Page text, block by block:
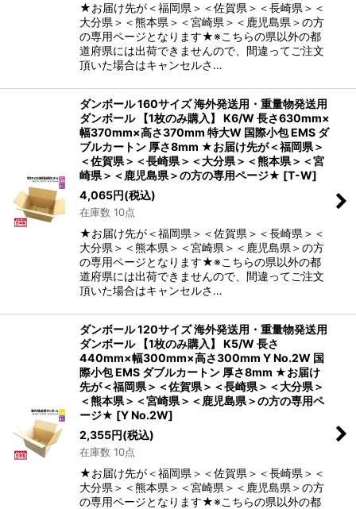
★お届け先が＜福岡県＞＜佐賀県＞＜長崎県＞＜
大分県＞＜熊本県＞＜宮崎県＞＜鹿児島県＞の方
の専用ページとなります★※こちらの県以外の都
道府県には出荷できませんので、間違ってご注文
頂いた場合はキャンセルさ…
ダンボール 160サイズ 海外発送用・重量物発送用
ダンボール 【1枚のみ購入】 K6/W 長さ630mm×
幅370mm×高さ370mm 特大W 国際小包 EMS ダ
ブルカートン 厚さ8mm ★お届け先が＜福岡県＞
＜佐賀県＞＜長崎県＞＜大分県＞＜熊本県＞＜宮
崎県＞＜鹿児島県＞の方の専用ページ★ [T-W]
4,065円(税込)
在庫数 10点
★お届け先が＜福岡県＞＜佐賀県＞＜長崎県＞＜
大分県＞＜熊本県＞＜宮崎県＞＜鹿児島県＞の方
の専用ページとなります★※こちらの県以外の都
道府県には出荷できませんので、間違ってご注文
頂いた場合はキャンセルさ…
ダンボール 120サイズ 海外発送用・重量物発送用
ダンボール 【1枚のみ購入】 K5/W 長さ
440mm×幅300mm×高さ300mm Y No.2W 国
際小包 EMS ダブルカートン 厚さ8mm ★お届け
先が＜福岡県＞＜佐賀県＞＜長崎県＞＜大分県＞
＜熊本県＞＜宮崎県＞＜鹿児島県＞の方の専用ペ
ージ★ [Y No.2W]
2,355円(税込)
在庫数 10点
★お届け先が＜福岡県＞＜佐賀県＞＜長崎県＞＜
大分県＞＜熊本県＞＜宮崎県＞＜鹿児島県＞の方
の専用ページとなります★※こちらの県以外の都